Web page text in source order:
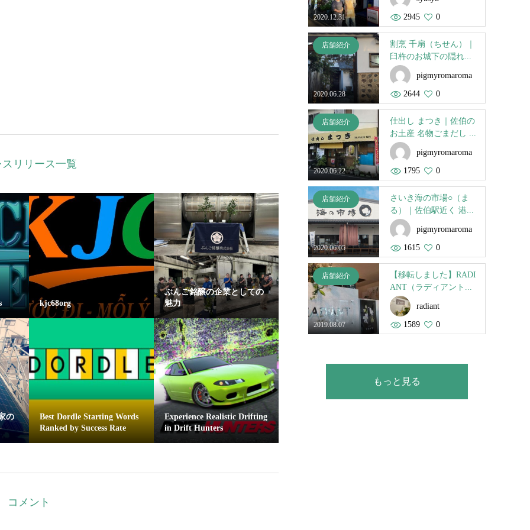
リリース一覧
kjc68org
ぶんご銘醸の企業としての
魅力
の
Best Dordle Starting Words
Ranked by Success Rate
Experience Realistic Drifting
in Drift Hunters
コメント
2020.12.31 2945 0
2020.06.28
店舗紹介
割烹 千扇（ちせん）｜
臼杵のお城下の隠れ...
pigmyromaroma
2644 0
2020.06.22
店舗紹介
仕出し まつき｜佐伯の
お土産 名物ごまだし ...
pigmyromaroma
1795 0
2020.06.05
店舗紹介
さいき海の市場○（ま
る）｜佐伯駅近く 港...
pigmyromaroma
1615 0
2019.08.07
店舗紹介
【移転しました】RADI
ANT（ラディアント...
radiant
1589 0
もっと見る